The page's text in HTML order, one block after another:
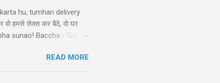
hu, tumhari delivery
वो हमसे सेक्स कर बैठे, वो घर
sunao! Baccha:- 'Ganga
nimbu kya nichod diya,
मोहब्बत की, हम इतने भी गरीब
READ MORE